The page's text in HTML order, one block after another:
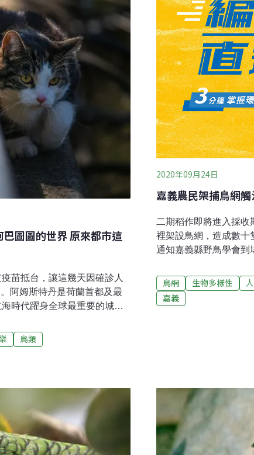
十分鐘小睡拼湊起來。這項
在茂密低矮
圖圖的世界 原來都市這
苗抵台，讓這幾天因確診人
阿姆斯特丹是荷蘭首都及最
時代躍身全球最重要的城
圖」的貓，一起認識這座深
於台中市區柳川上的陸橋，
儘管現場有三兩行人，溝鼠
不對的時間出現。我們對於
姆斯特丹」（Wild
有多野」，而這個野性，居
巴圖圖逛阿姆斯特丹 詼諧又
鳥類
2020年09月24日
嘉義農民架捕鳥網
二期稻作即將進入採收
裡架設鳥網，造成數十
通知嘉義縣野鳥學會到
頭翁、翠鳥、家燕、洋
產保育科長石蕙菱23日
定，主管機關得逕予拆
鳥網 生物多樣性
嘉義